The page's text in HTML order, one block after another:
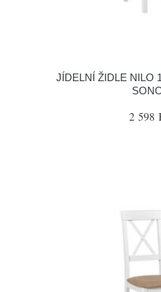
JÍDELNÍ ŽIDLE NILO
2 598